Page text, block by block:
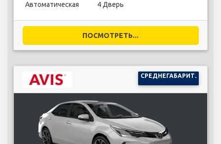
Автоматическая 4 Дверь
ПОСМОТРЕТЬ...
СРЕДНЕГАБАРИТ.